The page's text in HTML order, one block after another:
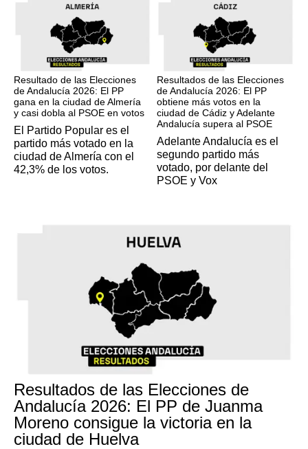
Resultado de las Elecciones
de Andalucía 2026: El PP
gana en la ciudad de Almería
y casi dobla al PSOE en votos
El Partido Popular es el
partido más votado en la
ciudad de Almería con el
42,3% de los votos.
Resultados de las Elecciones
de Andalucía 2026: El PP
obtiene más votos en la
ciudad de Cádiz y Adelante
Andalucía supera al PSOE
Adelante Andalucía es el
segundo partido más
votado, por delante del
PSOE y Vox
Resultados de las Elecciones de
Andalucía 2026: El PP de Juanma
Moreno consigue la victoria en la
ciudad de Huelva